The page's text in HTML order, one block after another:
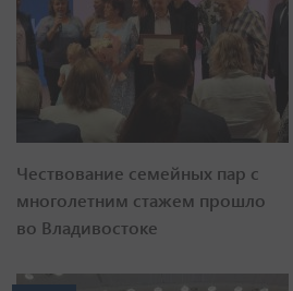
Чествование семейных пар с
многолетним стажем прошло
во Владивостоке